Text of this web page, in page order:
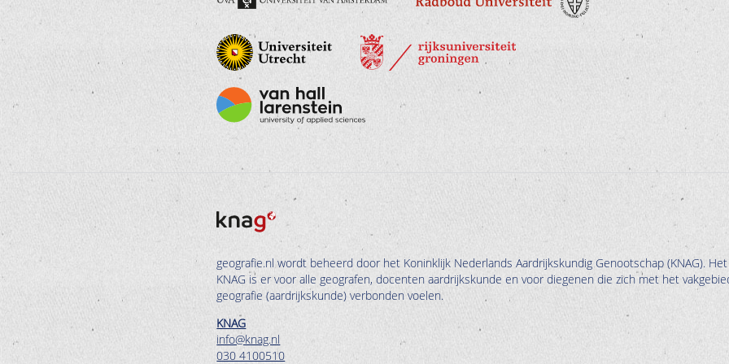
geografie.nl wordt beheerd door het Koninklijk Nederlands Aardrijkskundig Genootschap (KNAG). Het
KNAG is er voor alle geografen, docenten aardrijkskunde en voor diegenen die zich met het
geografie (aardrijkskunde) verbonden voelen.
KNAG
info@knag.nl
030 4100510